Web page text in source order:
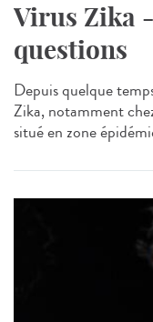
Virus Zika
questions
Depuis quelque
Zika, notamment
situé en zone